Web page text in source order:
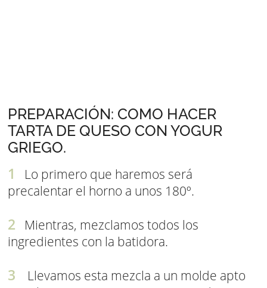
PREPARACIÓN: COMO HACER
TARTA DE QUESO CON YOGUR
GRIEGO.
Lo primero que haremos será
precalentar el horno a unos 180º.
Mientras, mezclamos todos los
ingredientes con la batidora.
Llevamos esta mezcla a un molde apto